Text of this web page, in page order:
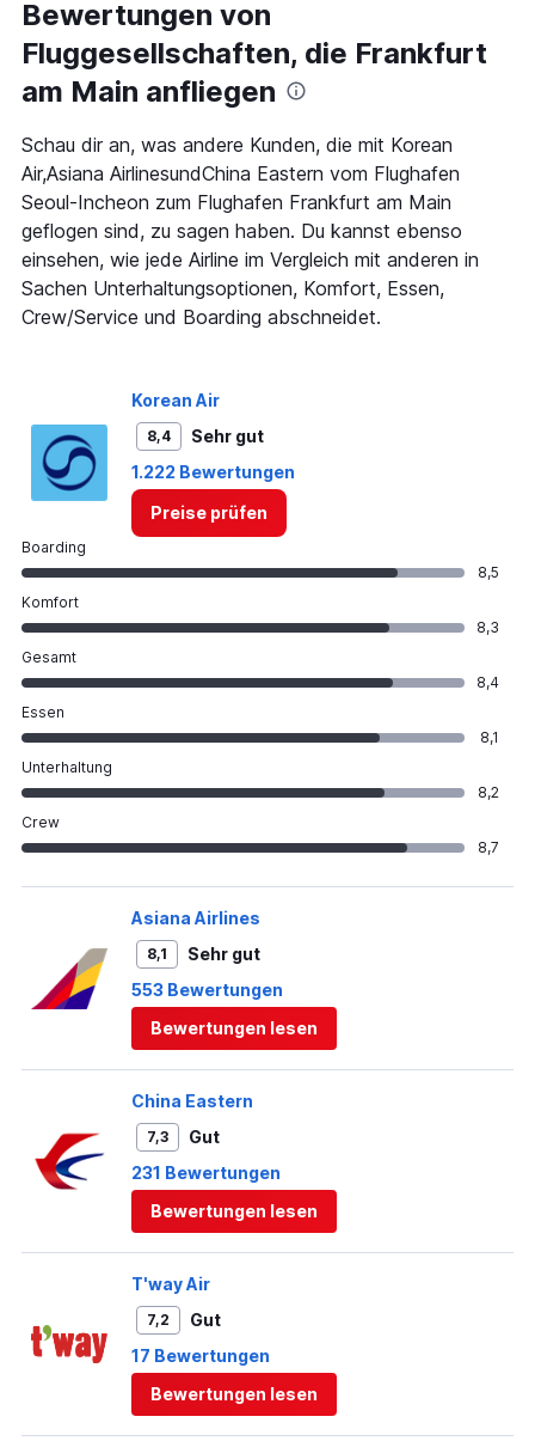
Range:
91
categories.
The
chart
1
Y
axis
displaying
values.
Range:
0
to
1500.
Bewertungen von
Fluggesellschaften, die Frankfurt
am Main anfliegen
Schau dir an, was andere Kunden, die mit Korean
Air,Asiana AirlinesundChina Eastern vom Flughafen
Seoul-Incheon zum Flughafen Frankfurt am Main
geflogen sind, zu sagen haben. Du kannst ebenso
einsehen, wie jede Airline im Vergleich mit anderen in
Sachen Unterhaltungsoptionen, Komfort, Essen,
Crew/Service und Boarding abschneidet.
Korean Air
8,4
Sehr gut
1.222 Bewertungen
Preise prüfen
Boarding
8,5
Komfort
8,3
Gesamt
8,4
Essen
8,1
Unterhaltung
8,2
Crew
8,7
Asiana Airlines
8,1
Sehr gut
553 Bewertungen
Bewertungen lesen
China Eastern
7,3
Gut
231 Bewertungen
Bewertungen lesen
T'way Air
7,2
Gut
17 Bewertungen
Bewertungen lesen